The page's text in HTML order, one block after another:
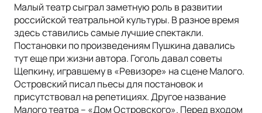
Малый театр сыграл заметную роль в развитии
российской театральной культуры. В разное время
здесь ставились самые лучшие спектакли.
Постановки по произведениям Пушкина давались
тут еще при жизни автора. Гоголь давал советы
Щепкину, игравшему в «Ревизоре» на сцене Малого.
Островский писал пьесы для постановок и
присутствовал на репетициях. Другое название
Малого театра – «Дом Островского». Перед входом